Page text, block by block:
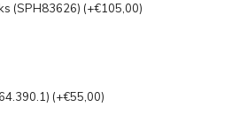
(SPH83626) (+€105,00)
(+€55,00)